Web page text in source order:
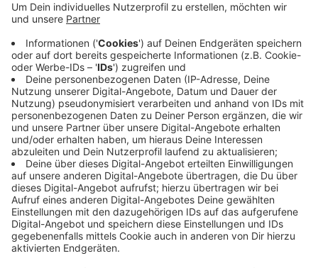
in Deutschland eine Person, auf die sie mit Staunen
schauen. Schließlich ist der 32-Jährige nicht nur
"Heimwerkerking", YouTuber, Dokumentarfilmer und
Musiker. Sein Bekanntheitsgrad hat sein neues Album
"POP" binnen einer Woche auf Platz 1 katapultiert -
für viele keine Überraschung.
Anzeige
Es ist nicht nur Pop im "POP"-Album
Anzeige